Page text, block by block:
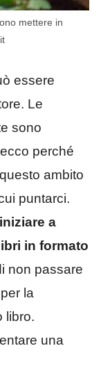
mettere in
essere
Le
sono
perché
ambito
puntarci.
a
in formato
non passare
la
libro.
una